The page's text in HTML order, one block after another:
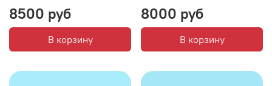
8500 руб
В корзину
8000 руб
В корзину